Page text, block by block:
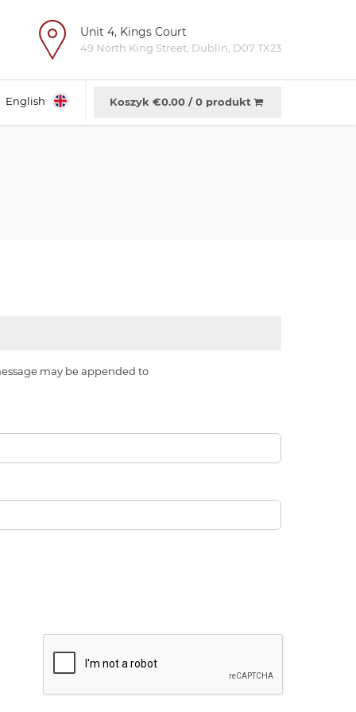
Unit 4, Kings Court
49 North King Street, Dublin, D07 TX23
English Koszyk €0.00/0 produkt
may be appended to